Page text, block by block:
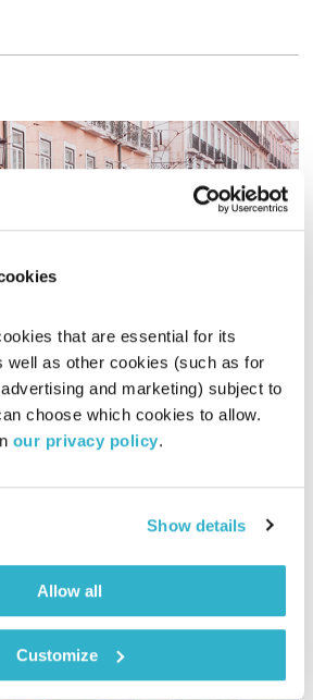
that are essential for its
well as other cookies (such as for
and marketing) subject to
choose which cookies to allow.
our privacy policy.
Show details
Allow all
Customize
ליסבון – חלק ב'
יריב גוטליב בדרכים
יריב גוטליב
יריב גוטליב לוקח אתכם למקומות חדשים
ליסבון – חלק ב'